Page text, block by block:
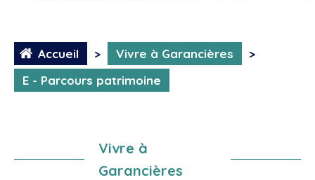
Accueil > Vivre à Garancières
>
E - Parcours patrimoine
Vivre à
Garancières